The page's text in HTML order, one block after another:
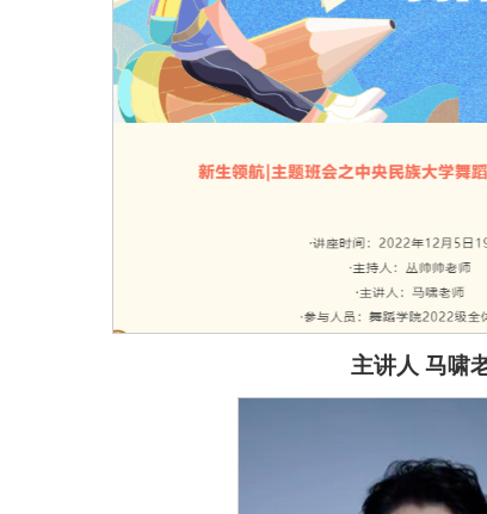
主讲人 马啸